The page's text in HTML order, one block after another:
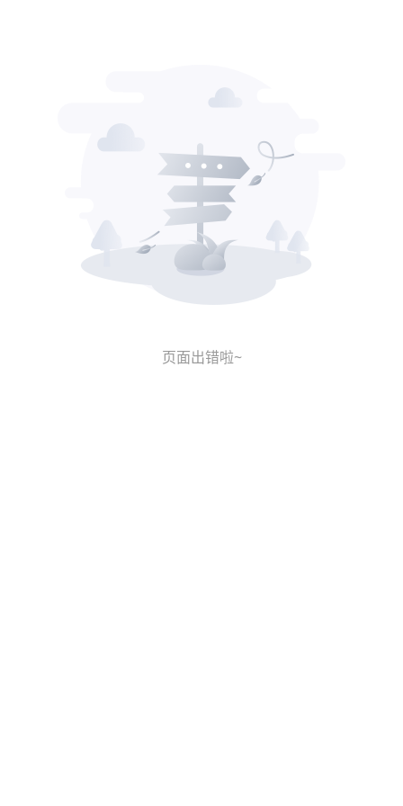
页面出错啦~